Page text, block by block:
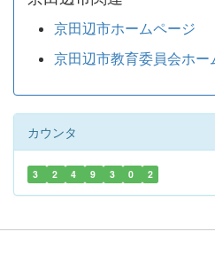
京田辺市ホームページ
京田辺市教育委員会ホー
カウンタ
3 2 4 9 3 0 2